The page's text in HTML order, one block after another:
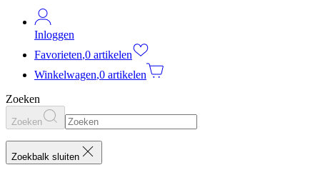
Inloggen
Favorieten,0 artikelen
Winkelwagen,0 artikelen
Zoeken
Zoeken
Zoekbalk sluiten